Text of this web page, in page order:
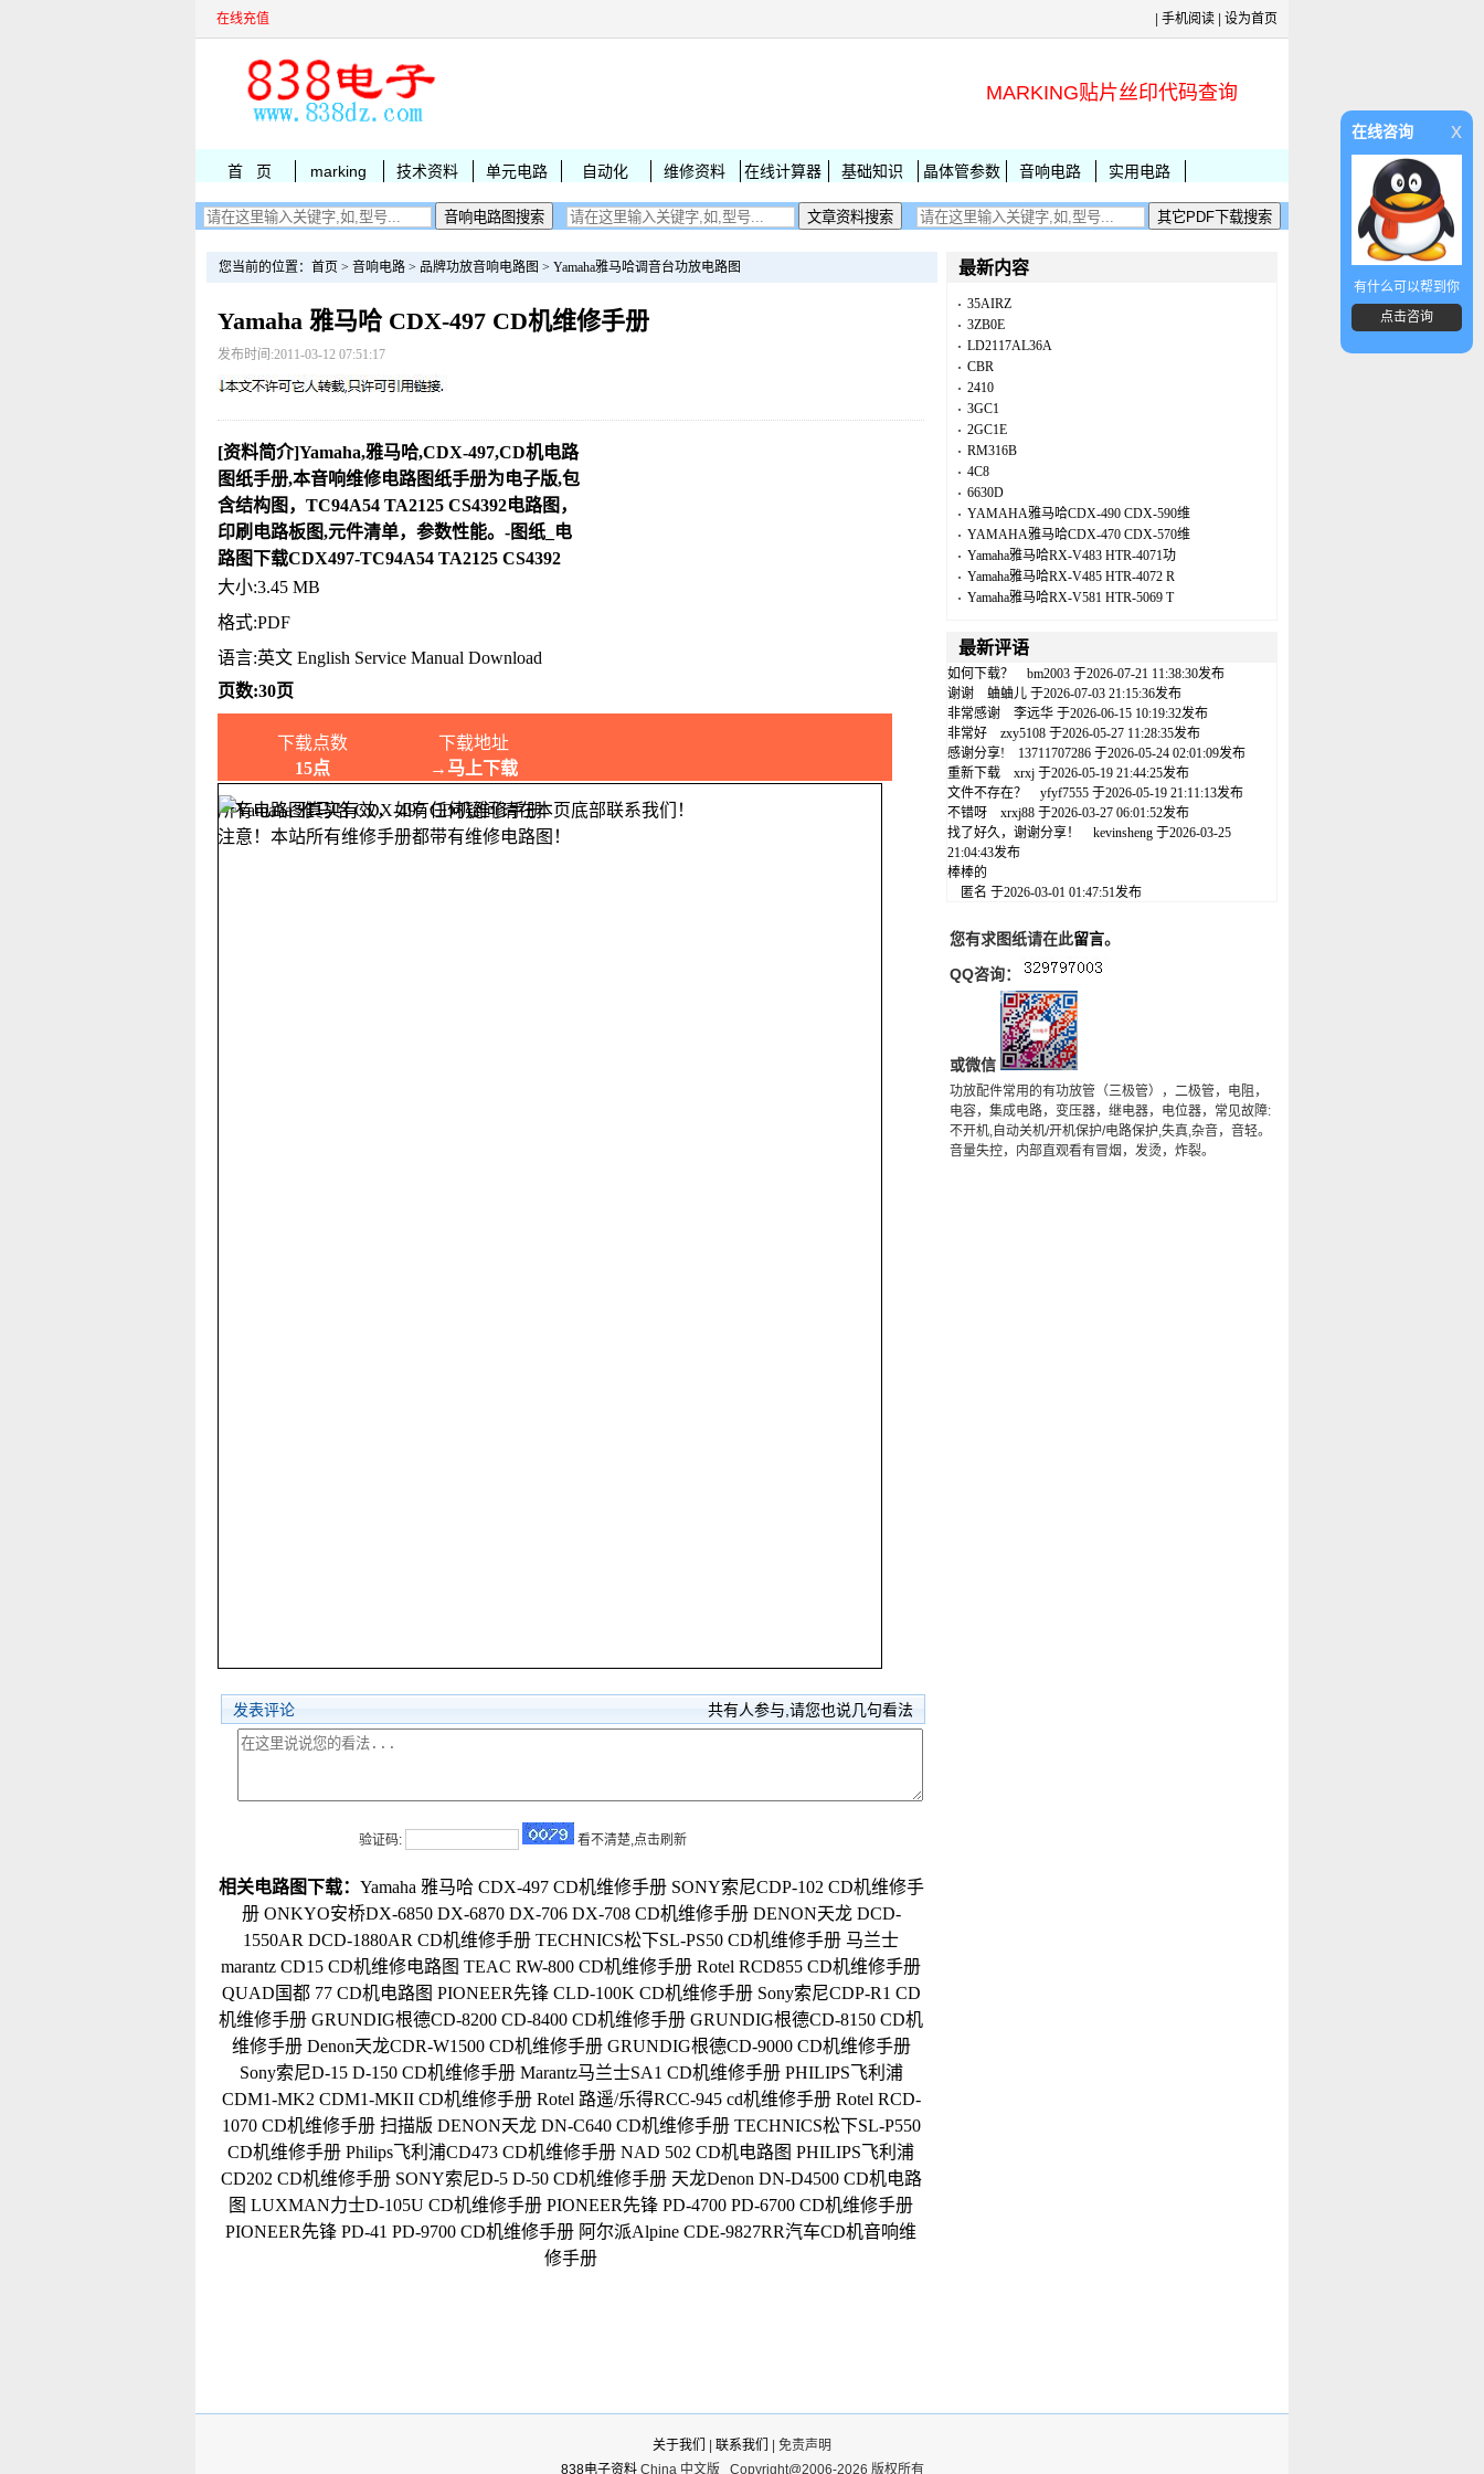
在线充值 手机阅读 设为首页
MARKING贴片丝印代码查询
首 页 marking 技术资料 单元电路 自动化 维修资料 在线计算器 基础知识 晶体管参数 音响电路 实用电路
您当前的位置： 首页 > 音响电路 > 品牌功放音响电路图 > Yamaha雅马哈调音台功放电路图
Yamaha 雅马哈 CDX-497 CD机维修手册
发布时间:2011-03-12 07:51:17
[资料简介]Yamaha,雅马哈,CDX-497,CD机电路
图纸手册,本音响维修电路图纸手册为电子版,包
含结构图，TC94A54 TA2125 CS4392电路图，
印刷电路板图,元件清单，参数性能。-图纸_电
路图下载CDX497-TC94A54 TA2125 CS4392
大小:3.45 MB
格式:PDF
语言:英文 English Service Manual Download
页数:30页
下载点数
下载地址
15点
→马上下载
所有电路图真实有效，如有任何疑问请在本页底部联系我们！
注意！本站所有维修手册都带有维修电路图！
发表评论 共有人参与,请您也说几句看法
验证码: 看不清楚,点击刷新
相关电路图下载： Yamaha 雅马哈 CDX-497 CD机维修手册 SONY索尼CDP-102 CD机维修手
册 ONKYO安桥DX-6850 DX-6870 DX-706 DX-708 CD机维修手册 DENON天龙 DCD-
1550AR DCD-1880AR CD机维修手册 TECHNICS松下SL-PS50 CD机维修手册 马兰士
marantz CD15 CD机维修电路图 TEAC RW-800 CD机维修手册 Rotel RCD855 CD机维修手册
QUAD国都 77 CD机电路图 PIONEER先锋 CLD-100K CD机维修手册 Sony索尼CDP-R1 CD
机维修手册 GRUNDIG根德CD-8200 CD-8400 CD机维修手册 GRUNDIG根德CD-8150 CD机
维修手册 Denon天龙CDR-W1500 CD机维修手册 GRUNDIG根德CD-9000 CD机维修手册
Sony索尼D-15 D-150 CD机维修手册 Marantz马兰士SA1 CD机维修手册 PHILIPS飞利浦
CDM1-MK2 CDM1-MKII CD机维修手册 Rotel 路遥/乐得RCC-945 cd机维修手册 Rotel RCD-
1070 CD机维修手册 扫描版 DENON天龙 DN-C640 CD机维修手册 TECHNICS松下SL-P550
CD机维修手册 Philips飞利浦CD473 CD机维修手册 NAD 502 CD机电路图 PHILIPS飞利浦
CD202 CD机维修手册 SONY索尼D-5 D-50 CD机维修手册 天龙Denon DN-D4500 CD机电路
图 LUXMAN力士D-105U CD机维修手册 PIONEER先锋 PD-4700 PD-6700 CD机维修手册
PIONEER先锋 PD-41 PD-9700 CD机维修手册 阿尔派Alpine CDE-9827RR汽车CD机音响维
修手册
最新内容
35AIRZ
3ZB0E
LD2117AL36A
CBR
2410
3GC1
2GC1E
RM316B
4C8
6630D
YAMAHA雅马哈CDX-490 CDX-590维
YAMAHA雅马哈CDX-470 CDX-570维
Yamaha雅马哈RX-V483 HTR-4071功
Yamaha雅马哈RX-V485 HTR-4072 R
Yamaha雅马哈RX-V581 HTR-5069 T
最新评语
如何下载？ bm2003 于2026-07-21 11:38:30发布
谢谢
蛐蛐儿 于2026-07-03 21:15:36发布
非常感谢
李远华 于2026-06-15 10:19:32发布
非常好
zxy5108 于2026-05-27 11:28:35发布
感谢分享!
13711707286 于2026-05-24 02:01:09发布
重新下载
xrxj 于2026-05-19 21:44:25发布
文件不存在？
yfyf7555 于2026-05-19 21:11:13发布
不错呀
xrxj88 于2026-03-27 06:01:52发布
找了好久，谢谢分享！
kevinsheng 于2026-03-25
21:04:43发布
棒棒的
匿名 于2026-03-01 01:47:51发布
您有求图纸请在此留言。
QQ咨询：
或微信
功放配件常用的有功放管（三极管），二极管，电阻，
电容，集成电路，变压器，继电器，电位器，常见故障:
不开机,自动关机/开机保护/电路保护,失真,杂音，音轻。
音量失控，内部直观看有冒烟，发烫，炸裂。
关于我们 联系我们
| 免责声明
838电子资料China 中文版 Copyright@2006-2026 版权所有
在线咨询 x
有什么可以帮到你
点击咨询